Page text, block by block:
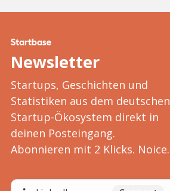
Newsletter
Startups, Geschichten und
Statistiken aus dem deutschen
Startup-Ökosystem direkt in
deinen Posteingang.
Abonnieren mit 2 Klicks. Noice.